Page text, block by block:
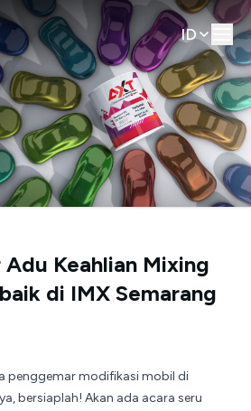
ID
Keahlian Mixing
di IMX Semarang
penggemar modifikasi mobil di
bersiaplah! Akan ada acara seru